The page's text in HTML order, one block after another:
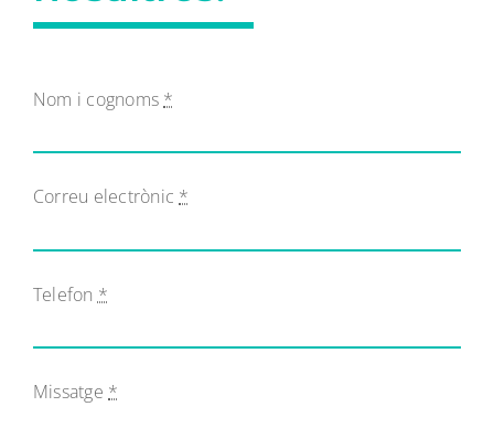
Nom i cognoms *
Correu electrònic*
Telefon *
Missatge *